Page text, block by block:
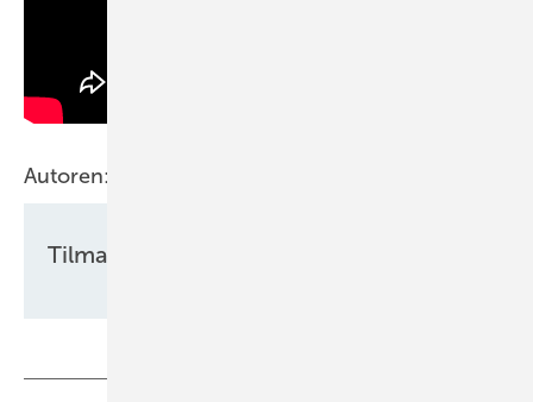
Autoren:
Tilman Weber